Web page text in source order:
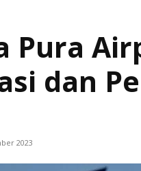
Pura
dan
2023